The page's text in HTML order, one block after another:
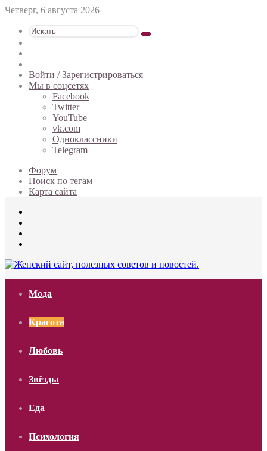
Четверг, 6 августа 2026
Искать
статья
Войти / Зарегистрироваться
Мы в соцсетях
Facebook
Twitter
YouTube
vk.com
Одноклассники
Telegram
Форум
Поиск по тегам
Карта сайта
Мода
Красота
Любовь
Звёзды
Еда
Психология